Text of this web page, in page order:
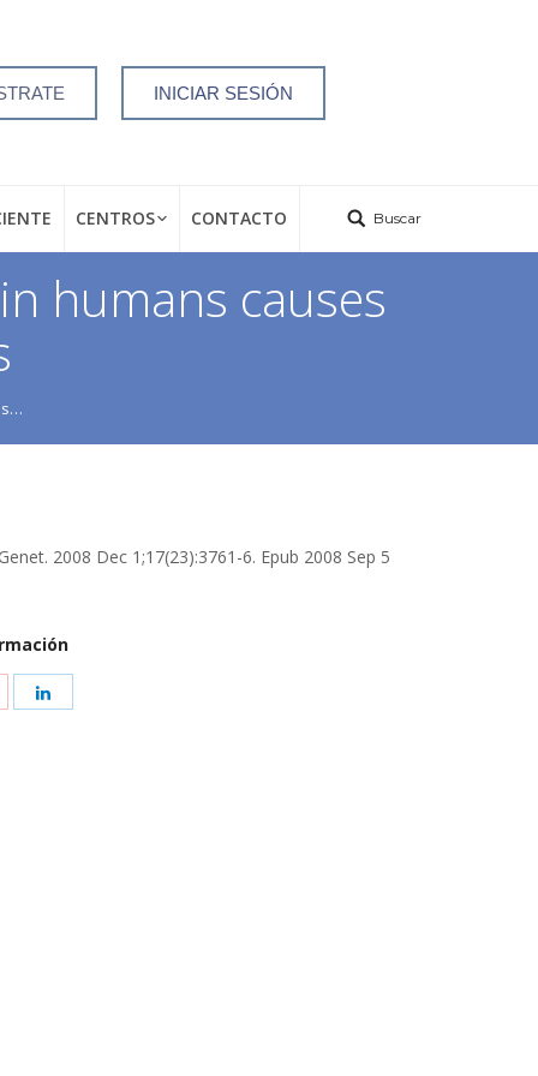
INICIAR SESIÓN
CENTROS CONTACTO Buscar
humans causes
2008 Dec 1;17(23):3761-6. Epub 2008 Sep 5